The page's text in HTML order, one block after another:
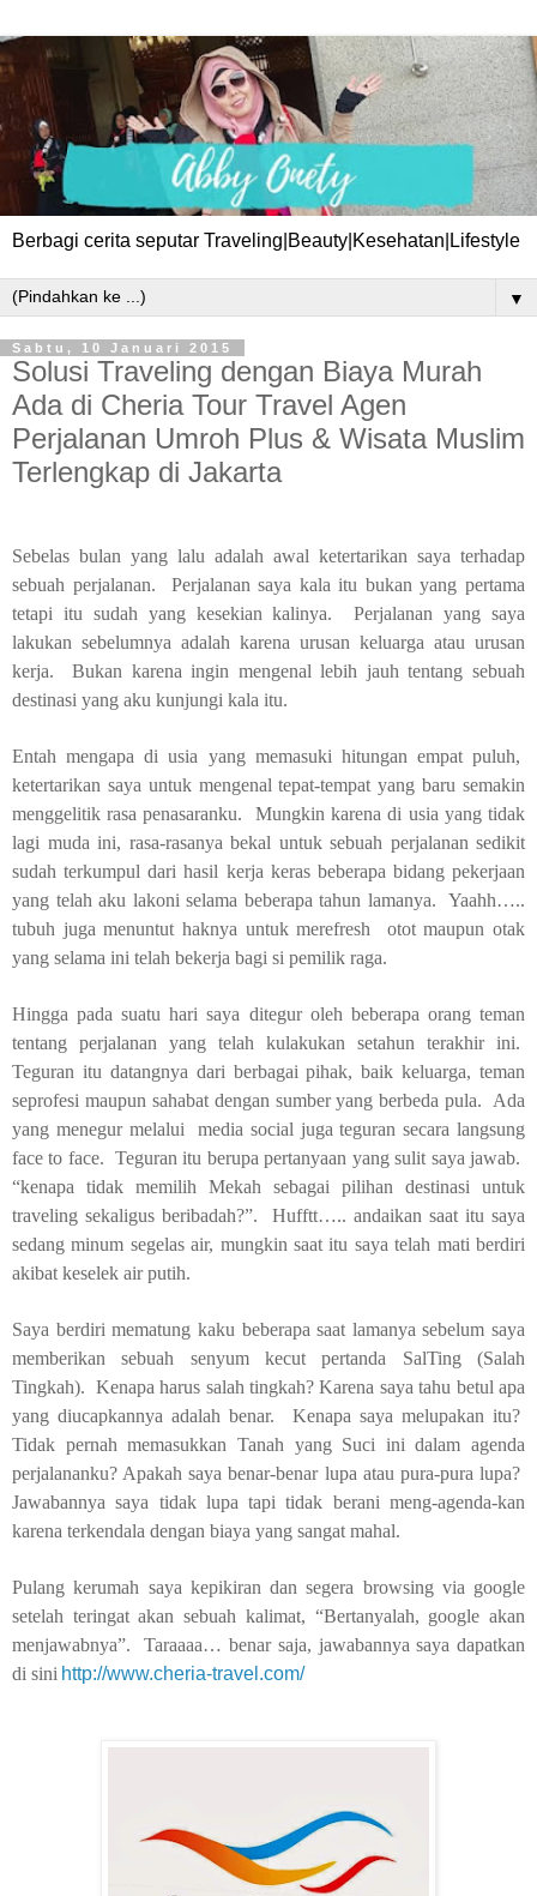
Berbagi cerita seputar Traveling|Beauty|Kesehatan|Lifestyle
▼
Sabtu, 10 Januari 2015
Solusi Traveling dengan Biaya Murah
Ada di Cheria Tour Travel Agen
Perjalanan Umroh Plus & Wisata Muslim
Terlengkap di Jakarta
Sebelas bulan yang lalu adalah awal ketertarikan saya terhadap
sebuah perjalanan.
Perjalanan saya kala itu bukan yang pertama
tetapi itu sudah yang kesekian kalinya.
Perjalanan yang saya
lakukan sebelumnya adalah karena urusan keluarga atau urusan
kerja.
Bukan karena ingin mengenal lebih jauh tentang sebuah
destinasi yang aku kunjungi kala itu.
Entah mengapa di usia yang memasuki hitungan empat puluh,
ketertarikan saya untuk mengenal tepat-tempat yang baru semakin
menggelitik rasa penasaranku.
Mungkin karena di usia yang tidak
lagi muda ini, rasa-rasanya bekal untuk sebuah perjalanan sedikit
sudah terkumpul dari hasil kerja keras beberapa bidang pekerjaan
yang telah aku lakoni selama beberapa tahun lamanya.
Yaahh…..
tubuh juga menuntut haknya untuk merefresh
otot maupun otak
yang selama ini telah bekerja bagi si pemilik raga.
Hingga pada suatu hari saya ditegur oleh beberapa orang teman
tentang perjalanan yang telah kulakukan setahun terakhir ini.
Teguran itu datangnya dari berbagai pihak, baik keluarga, teman
seprofesi maupun sahabat dengan sumber yang berbeda pula.
Ada
yang menegur melalui
media social juga teguran secara langsung
face to face. Teguran itu berupa pertanyaan yang sulit saya jawab.
“kenapa tidak memilih Mekah sebagai pilihan destinasi untuk
traveling sekaligus beribadah?”.
Hufftt….. andaikan saat itu saya
sedang minum segelas air, mungkin saat itu saya telah mati berdiri
akibat keselek air putih.
Saya berdiri mematung kaku beberapa saat lamanya sebelum saya
memberikan sebuah senyum kecut pertanda SalTing (Salah
Tingkah). Kenapa harus salah tingkah? Karena saya tahu betul apa
yang diucapkannya adalah benar.
Kenapa saya melupakan itu?
Tidak pernah memasukkan Tanah yang Suci ini dalam agenda
perjalananku? Apakah saya benar-benar lupa atau pura-pura lupa?
Jawabannya saya tidak lupa tapi tidak berani meng-agenda-kan
karena terkendala dengan biaya yang sangat mahal.
Pulang kerumah saya kepikiran dan segera browsing via google
setelah teringat akan sebuah kalimat, “Bertanyalah, google akan
menjawabnya”.
Taraaaa… benar saja, jawabannya saya dapatkan
di sini http://www.cheria-travel.com/